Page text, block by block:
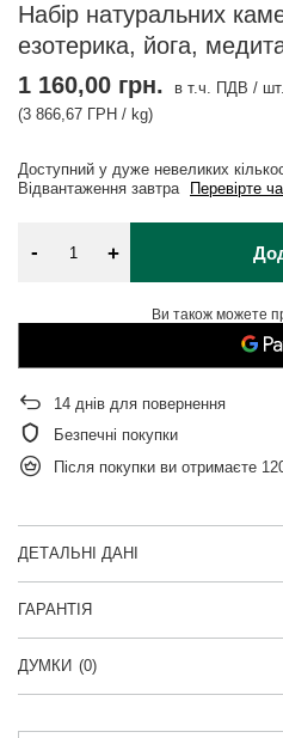
Набір натуральних
езотерика, йога,
Доступний у дуже невеликих
Відвантаження завтра Перевірте
1 160,00 грн. в т.ч. ПДВ / шт.
(3 866,67 ГРН / kg)
- +
Ви також можете
14 днів для повернення
Безпечні покупки
Після покупки ви отримаєте
ДЕТАЛЬНІ ДАНІ
ГАРАНТІЯ
ДУМКИ (0)